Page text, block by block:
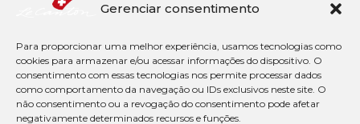
Gerenciar consentimento
Para proporcionar uma melhor experiência, usamos tecnologias como
cookies para armazenar e/ou acessar informações do dispositivo. O
consentimento com essas tecnologias nos permite processar dados
como comportamento da navegação ou IDs exclusivos neste site. O
não consentimento ou a revogação do consentimento pode afetar
negativamente determinados recursos e funções.
© Copyright 2026 Le Canton. Todos os direitos